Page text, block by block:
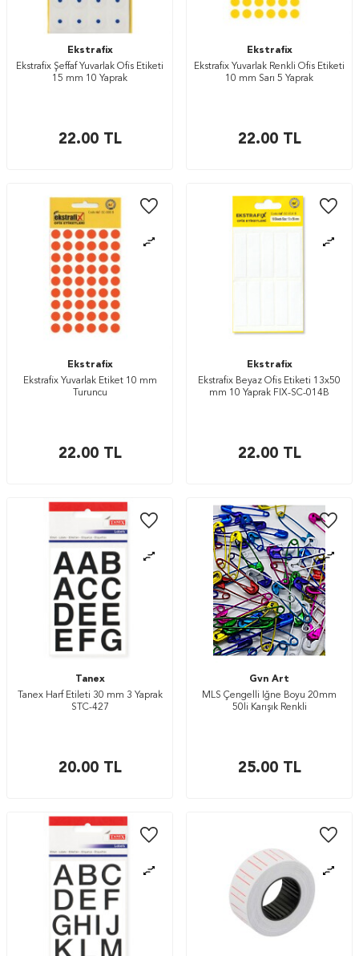
Ekstrafix
Ekstrafix Şeffaf Yuvarlak Ofis Etiketi
15 mm 10 Yaprak
22.00TL
Ekstrafix
Ekstrafix Yuvarlak Renkli Ofis Etiketi
10 mm Sarı 5 Yaprak
22.00TL
Ekstrafix
Ekstrafix Yuvarlak Etiket 10 mm
Turuncu
22.00TL
Ekstrafix
Ekstrafix Beyaz Ofis Etiketi 13x50
mm 10 Yaprak FIX-SC-014B
22.00TL
Tanex
Tanex Harf Etileti 30 mm 3 Yaprak
STC-427
20.00TL
Gvn Art
MLS Çengelli İğne Boyu 20mm
50li Karışık Renkli
25.00TL